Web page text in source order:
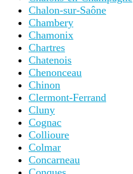
Chalon-sur-Saône
Chambery
Chamonix
Chartres
Chatenois
Chenonceau
Chinon
Clermont-Ferrand
Cluny
Cognac
Collioure
Colmar
Concarneau